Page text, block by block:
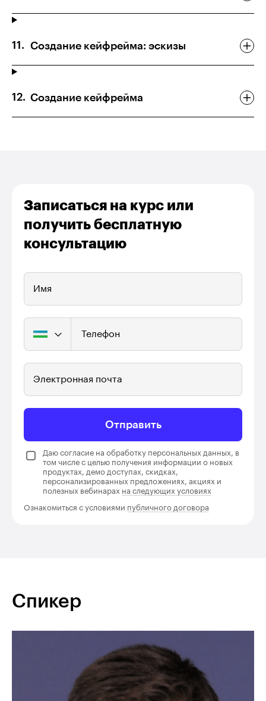
Создание кейфрейма: эскизы
Создание кейфрейма
Записаться на курс или
получить бесплатную
консультацию
Имя
Телефон
Электронная почта
Отправить
Даю согласие на обработку персональных данных, в
том числе с целью получения информации о новых
продуктах, демо доступах, скидках,
персонализированных предложениях, акциях и
полезных вебинарах на следующих условиях
Ознакомиться с условиями публичного договора
Спикер